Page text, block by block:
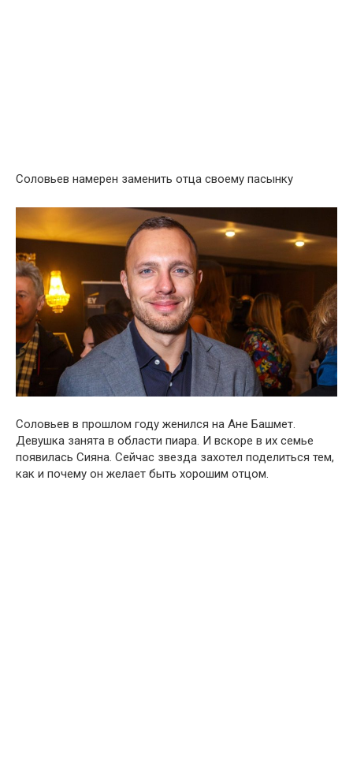
Соловьев намерен заменить отца своему пасынку
Соловьев в прошлом году женился на Ане Башмет.
Девушка занята в области пиара. И вскоре в их семье
появилась Сияна. Сейчас звезда захотел поделиться тем,
как и почему он желает быть хорошим отцом.